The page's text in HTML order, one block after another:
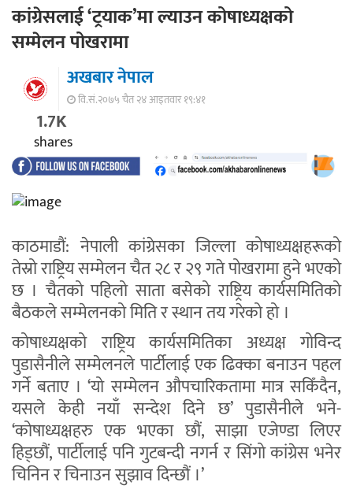
कांग्रेसलाई ‘ट्रयाक’मा ल्याउन कोषाध्यक्षको
सम्मेलन पोखरामा
अखबार नेपाल
वि.सं.२०७५ चैत २४ आइतवार १९:४१
1.7K
shares
काठमाडौं: नेपाली कांग्रेसका जिल्ला कोषाध्यक्षहरूको
तेस्रो राष्ट्रिय सम्मेलन चैत २८ र २९ गते पोखरामा हुने भएको
छ । चैतको पहिलो साता बसेको राष्ट्रिय कार्यसमितिको
बैठकले सम्मेलनको मिति र स्थान तय गरेको हो ।
कोषाध्यक्षको राष्ट्रिय कार्यसमितिका अध्यक्ष गोविन्द
पुडासैनीले सम्मेलनले पार्टीलाई एक ढिक्का बनाउन पहल
गर्ने बताए । ‘यो सम्मेलन औपचारिकतामा मात्र सकिँदैन,
यसले केही नयाँ सन्देश दिने छ’ पुडासैनीले भने-
‘कोषाध्यक्षहरु एक भएका छौं, साझा एजेण्डा लिएर
हिड्छौं, पार्टीलाई पनि गुटबन्दी नगर्न र सिंगो कांग्रेस भनेर
चिनिन र चिनाउन सुझाव दिन्छौं ।’